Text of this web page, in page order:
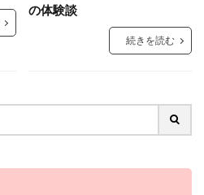
の体験談
続きを読む